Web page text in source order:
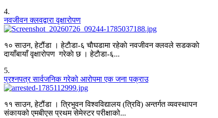
4.
नवजीवन क्लवद्वारा वृक्षारोपण
१० साउन, हेटौंडा । हेटाैडा-६ चाैघडामा रहेकाे नवजीवन क्लवले सडककाे
दायाँबायाँ वृक्षारोपण गरेकाे छ । हेटाैडा-६...
5.
प्रश्नपत्र सार्वजनिक गरेको आरोपमा एक जना पक्राउ
११ साउन, हेटौंडा । त्रिभुवन विश्वविद्यालय (त्रिवि) अन्तर्गत व्यवस्थापन
संकायको एमबीएस प्रथम सेमेस्टर परीक्षाको...